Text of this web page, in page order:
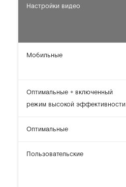
Настройки видео
Мобильные
Оптимальные + включенный
режим высокой эффективности
Оптимальные
Пользовательские